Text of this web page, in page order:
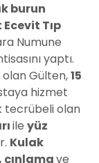
burun
Tıp
Numune
yaptı.
olan Gülten,15
hizmet
tecrübeli olan
ileyüz
Kulak
çınlamave